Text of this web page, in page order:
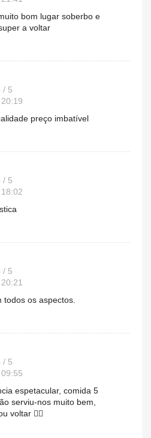
bom lugar soberbo e
a voltar
/ 5
preço imbatível
/ 5
/ 5
todos os aspectos.
/ 5
espetacular, comida 5
serviu-nos muito bem,
voltar 👌🏻